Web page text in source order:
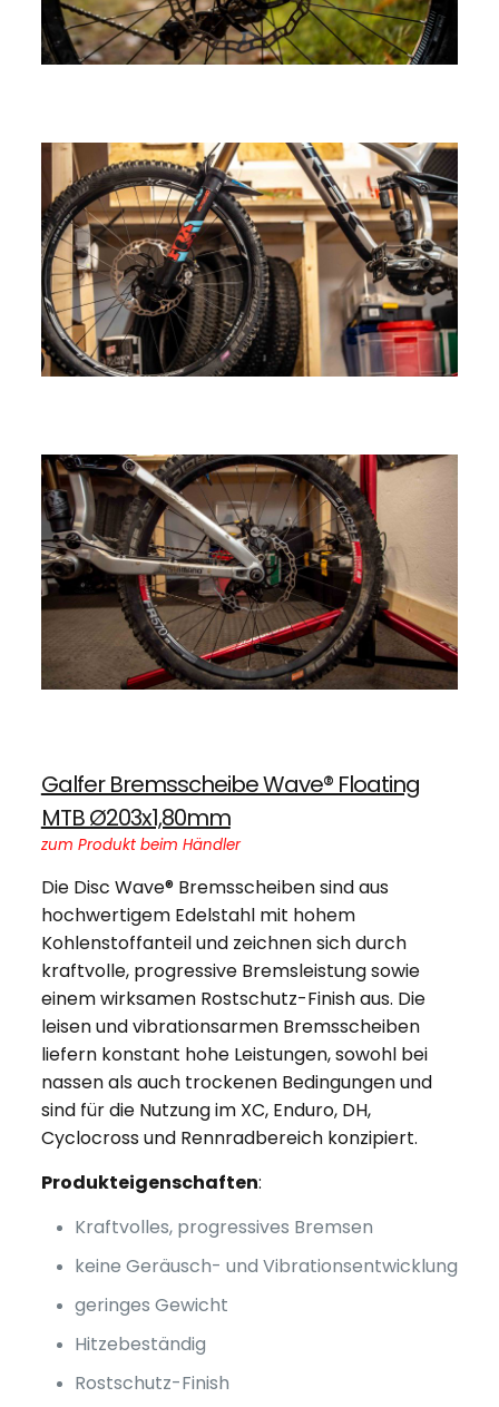
Galfer Bremsscheibe Wave® Floating
MTB Ø203x1,80mm
zum Produkt beim Händler
Die Disc Wave® Bremsscheiben sind aus
hochwertigem Edelstahl mit hohem
Kohlenstoffanteil und zeichnen sich durch
kraftvolle, progressive Bremsleistung sowie
einem wirksamen Rostschutz-Finish aus. Die
leisen und vibrationsarmen Bremsscheiben
liefern konstant hohe Leistungen, sowohl bei
nassen als auch trockenen Bedingungen und
sind für die Nutzung im XC, Enduro, DH,
Cyclocross und Rennradbereich konzipiert.
Produkteigenschaften:
Kraftvolles, progressives Bremsen
keine Geräusch- und Vibrationsentwicklung
geringes Gewicht
Hitzebeständig
Rostschutz-Finish